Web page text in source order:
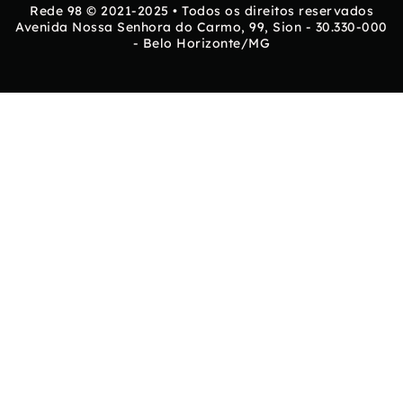
Rede 98 © 2021-2025 • Todos os direitos reservados
Avenida Nossa Senhora do Carmo, 99, Sion - 30.330-000
- Belo Horizonte/MG